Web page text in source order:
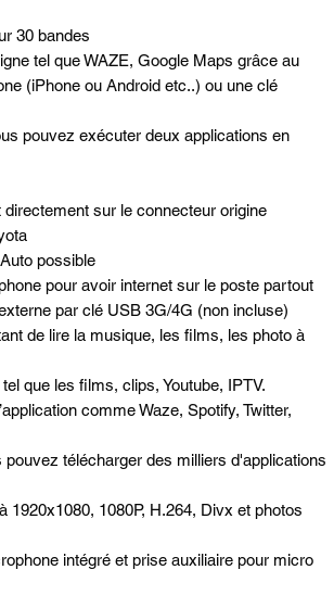
30 bandes
tel que WAZE, Google Maps grâce au
(iPhone ou Android etc..) ou une clé
pouvez exécuter deux applications en
sur le connecteur origine
possible
pour avoir internet sur le poste partout
par clé USB 3G/4G (non incluse)
de lire la musique, les films, les photo à
que les films, clips, Youtube, IPTV.
comme Waze, Spotify, Twitter,
télécharger des milliers d'applications
1080P, H.264, Divx et photos
intégré et prise auxiliaire pour micro